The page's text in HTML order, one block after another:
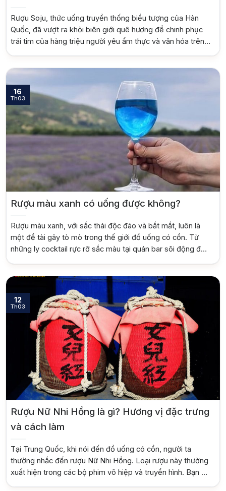
Rượu Soju, thức uống truyền thống biểu tượng của Hàn
Quốc, đã vượt ra khỏi biên giới quê hương để chinh phục
trái tim của hàng triệu người yêu ẩm thực và văn hóa trên
16
Th03
Rượu màu xanh có uống được không?
Rượu màu xanh, với sắc thái độc đáo và bắt mắt, luôn là
một đề tài gây tò mò trong thế giới đồ uống có cồn. Từ
những ly cocktail rực rỡ sắc màu tại quán bar sôi động đến
12
Th03
Rượu Nữ Nhi Hồng là gì? Hương vị đặc trưng
và cách làm
Tại Trung Quốc, khi nói đến đồ uống có cồn, người ta
thường nhắc đến rượu Nữ Nhi Hồng. Loại rượu này thường
xuất hiện trong các bộ phim võ hiệp và truyền hình. Bạn có
từng tò mò về hương vị và đặc điểm của rượu Nữ Nhi